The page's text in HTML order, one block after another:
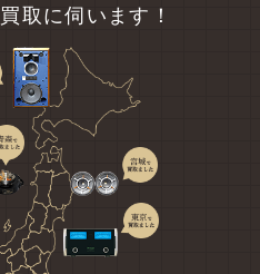
取に伺います！